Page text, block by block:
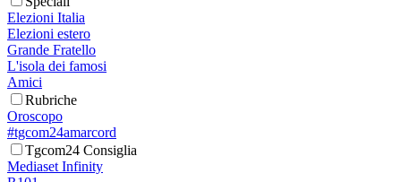
Elezioni Italia
Elezioni estero
Grande Fratello
L'isola dei famosi
Amici
Rubriche
Oroscopo
#tgcom24amarcord
Tgcom24 Consiglia
Mediaset Infinity